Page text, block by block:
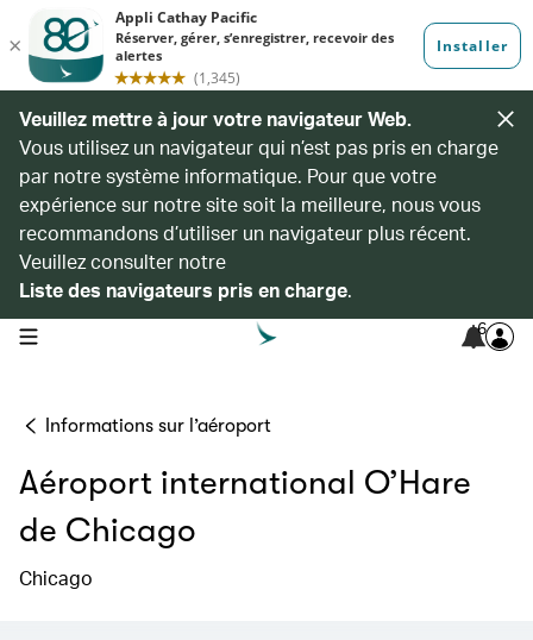
Veuillez mettre à jour votre navigateur Web.
Vous utilisez un navigateur qui n’est pas pris en charge
par notre système informatique. Pour que votre
expérience sur notre site soit la meilleure, nous vous
recommandons d’utiliser un navigateur plus récent.
Veuillez consulter notre
Liste des navigateurs pris en charge.
open navigation menu 6
Informations sur l’aéroport
Aéroport international O’Hare
de Chicago
Chicago